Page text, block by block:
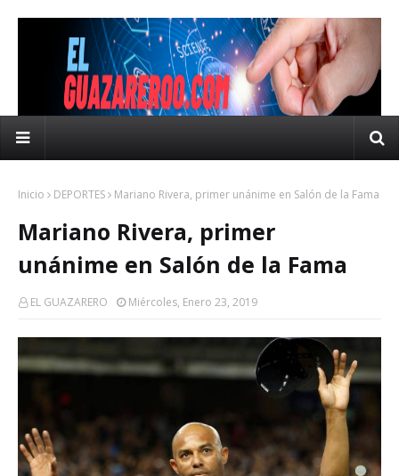
Inicio DEPORTES Mariano Rivera, primer unánime en Salón de la Fama
Mariano Rivera, primer
unánime en Salón de la Fama
EL GUAZARERO Miércoles, Enero 23, 2019